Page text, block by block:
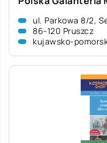
ul. Parkowa 8/2,
86-120 Pruszcz
kujawsko-